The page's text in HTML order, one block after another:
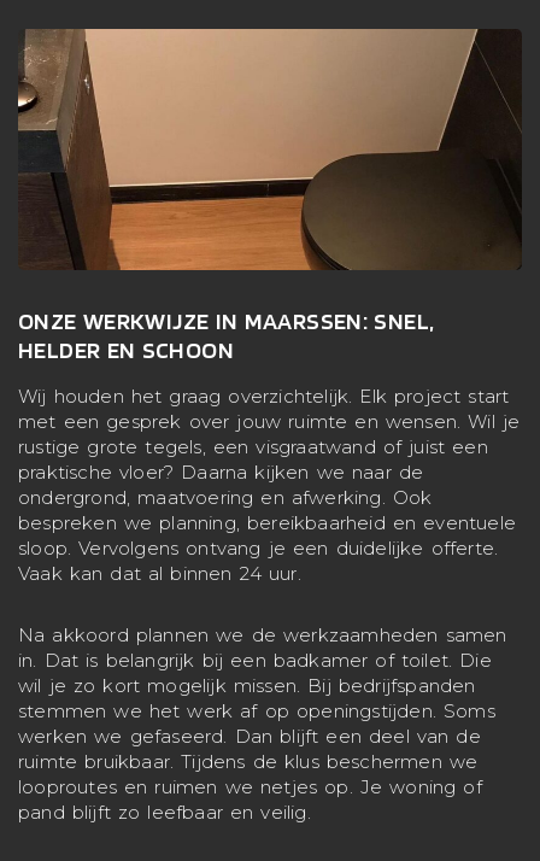
ONZE WERKWIJZE IN MAARSSEN: SNEL,
HELDER EN SCHOON
Wij houden het graag overzichtelijk. Elk project start
met een gesprek over jouw ruimte en wensen. Wil je
rustige grote tegels, een visgraatwand of juist een
praktische vloer? Daarna kijken we naar de
ondergrond, maatvoering en afwerking. Ook
bespreken we planning, bereikbaarheid en eventuele
sloop. Vervolgens ontvang je een duidelijke offerte.
Vaak kan dat al binnen 24 uur.
Na akkoord plannen we de werkzaamheden samen
in. Dat is belangrijk bij een badkamer of toilet. Die
wil je zo kort mogelijk missen. Bij bedrijfspanden
stemmen we het werk af op openingstijden. Soms
werken we gefaseerd. Dan blijft een deel van de
ruimte bruikbaar. Tijdens de klus beschermen we
looproutes en ruimen we netjes op. Je woning of
pand blijft zo leefbaar en veilig.